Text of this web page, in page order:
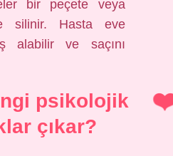
bir peçete veya
silinir. Hasta eve
alabilir ve saçını
psikolojik
çıkar?